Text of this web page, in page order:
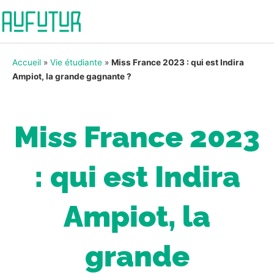
Accueil » Vie étudiante » Miss France 2023 : qui est Indira
Ampiot, la grande gagnante ?
Miss France 2023
: qui est Indira
Ampiot, la
grande